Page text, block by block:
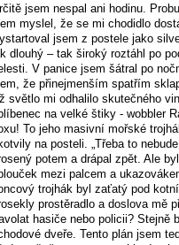
jsem nespal ani hodinu.
myslel, že se mi chodidlo
jsem z postele jako
dlouhý – tak široký roztáhl po
V panice jsem šátral po
že přinejmenším spatřím
světlo mi odhalilo skutečného
na velké štiky - wobbler
To jeho masivní mořské
na posteli. „Třeba to
potem a drápal zpět. Ale
mezi palcem a
trojhák byl zaťatý pod
prostěradlo a doslova mě
hasiče nebo policii? Stejně
dveře. Tento plán jsem